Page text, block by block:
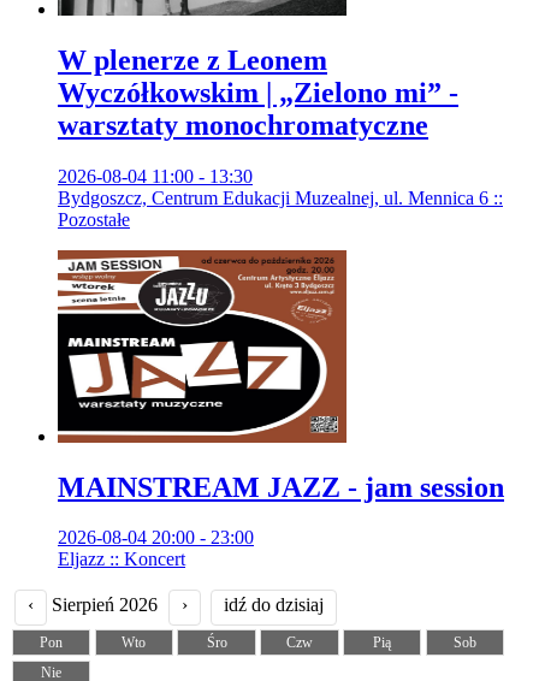
W plenerze z Leonem
Wyczółkowskim | „Zielono mi” -
warsztaty monochromatyczne
2026-08-04 11:00 - 13:30
Bydgoszcz, Centrum Edukacji Muzealnej, ul. Mennica 6 ::
Pozostałe
MAINSTREAM JAZZ - jam session
2026-08-04 20:00 - 23:00
Eljazz :: Koncert
‹ Sierpień 2026 › idź do dzisiaj
Pon Wto Śro Czw Pią
Sob
Nie